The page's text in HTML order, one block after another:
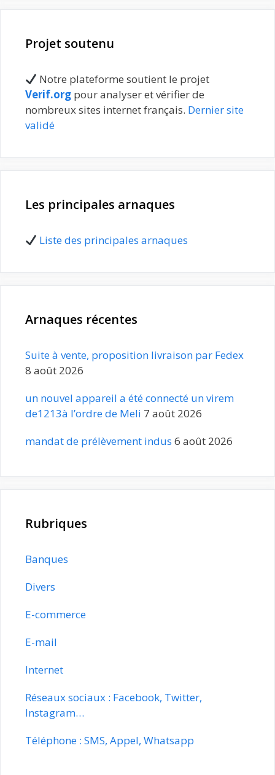
Projet soutenu
Notre plateforme soutient le projet
Verif.org pour analyser et vérifier de
nombreux sites internet français. Dernier site
validé
Les principales arnaques
Liste des principales arnaques
Arnaques récentes
Suite à vente, proposition livraison par Fedex
8 août 2026
un nouvel appareil a été connecté un virem
de1213à l’ordre de Meli 7 août 2026
mandat de prélèvement indus 6 août 2026
Rubriques
Banques
Divers
E-commerce
E-mail
Internet
Réseaux sociaux : Facebook, Twitter,
Instagram…
Téléphone : SMS, Appel, Whatsapp